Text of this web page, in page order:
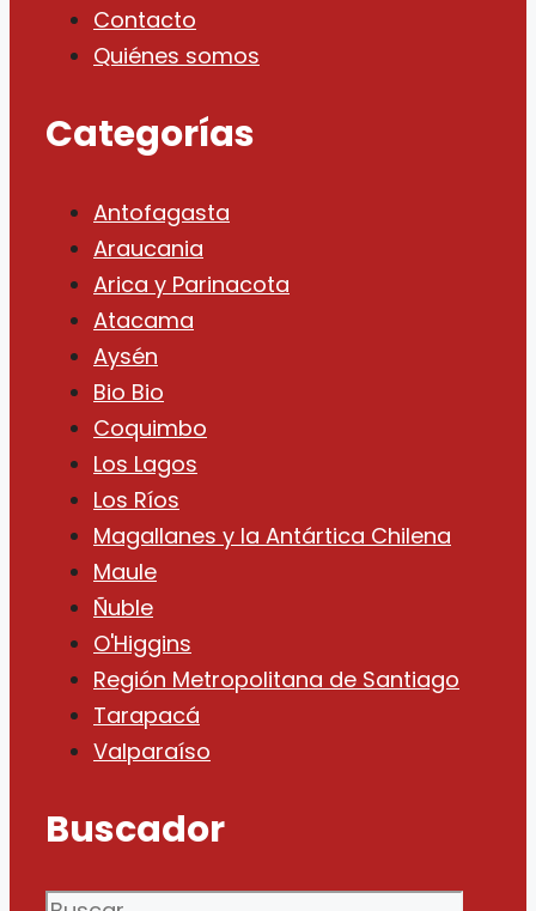
Contacto
Quiénes somos
Categorías
Antofagasta
Araucania
Arica y Parinacota
Atacama
Aysén
Bio Bio
Coquimbo
Los Lagos
Los Ríos
Magallanes y la Antártica Chilena
Maule
Ñuble
O'Higgins
Región Metropolitana de Santiago
Tarapacá
Valparaíso
Buscador